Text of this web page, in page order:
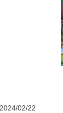
2024/02/22